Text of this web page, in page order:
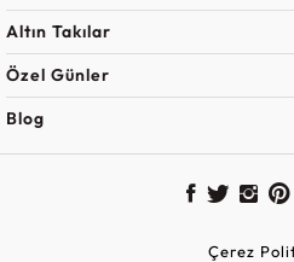
Altın Takılar
Özel Günler
Blog
Çerez